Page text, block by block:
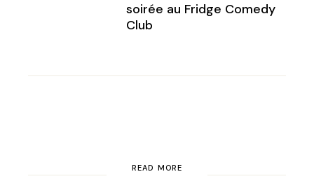
soirée au Fridge Comedy
Club
READ MORE